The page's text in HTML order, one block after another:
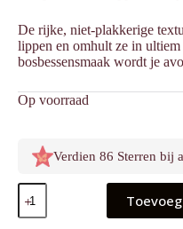
De rijke, niet-plakkerige
lippen en omhult ze in
bosbessensmaak wordt je
Op voorraad
Verdien 86 Sterren bij
Lip
Masker
aantal